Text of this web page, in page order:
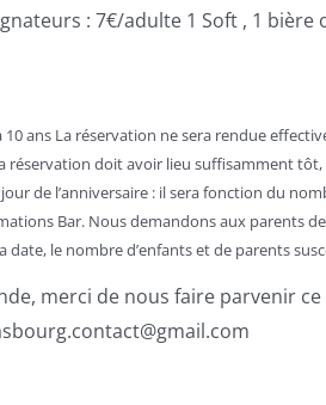
: 7€/adulte 1 Soft , 1 bière
ans La réservation ne sera rendue
réservation doit avoir lieu suffisamment tôt,
de l’anniversaire : il sera fonction du
Bar. Nous demandons aux parents
date, le nombre d’enfants et de parents
merci de nous faire parvenir